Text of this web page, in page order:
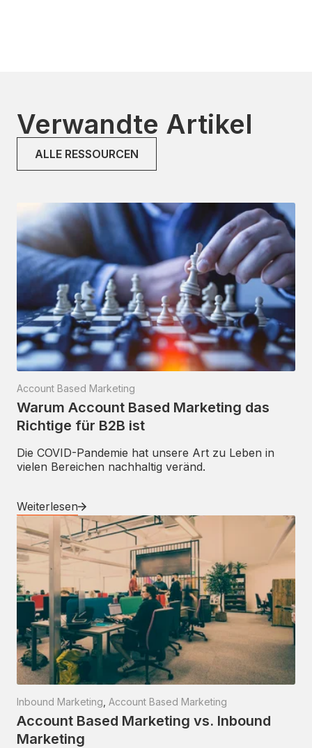
Verwandte Artikel
ALLE RESSOURCEN
Account Based Marketing
Warum Account Based Marketing das
Richtige für B2B ist
Die COVID-Pandemie hat unsere Art zu Leben in
vielen Bereichen nachhaltig veränd.
Weiterlesen
Inbound Marketing Account Based Marketing
Account Based Marketing vs. Inbound
Marketing